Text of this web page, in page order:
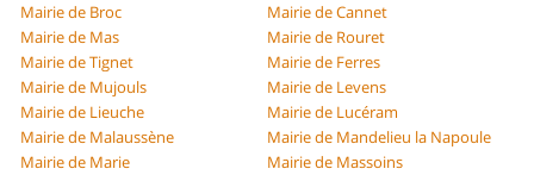
Mairie de Broc
Mairie de Cannet
Mairie de Mas
Mairie de Rouret
Mairie de Tignet
Mairie de Ferres
Mairie de Mujouls
Mairie de Levens
Mairie de Lieuche
Mairie de Lucéram
Mairie de Malaussène
Mairie de Mandelieu la Napoule
Mairie de Marie
Mairie de Massoins